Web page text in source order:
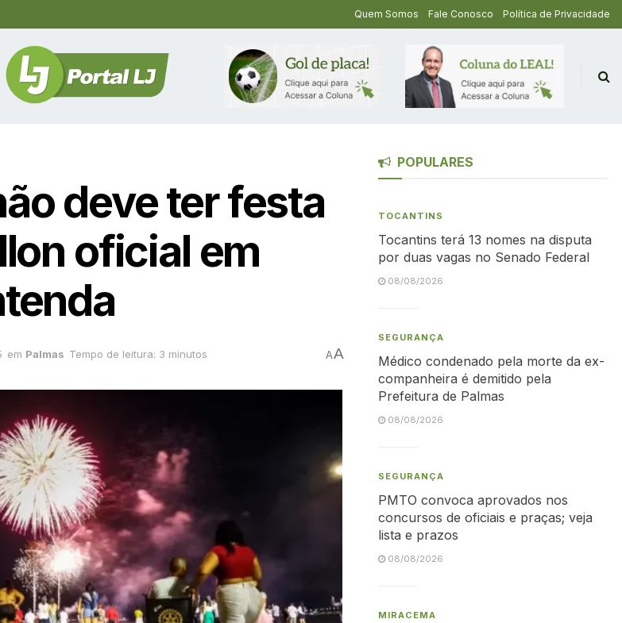
Quem Somos Fale Conosco Política de Privacidade
deve ter festa
oficial em
em Palmas Tempo de leitura: 3 minutos AA
POPULARES
TOCANTINS
Tocantins terá 13 nomes na disputa
por duas vagas no Senado Federal
08/08/2026
SEGURANÇA
Médico condenado pela morte da ex-
companheira é demitido pela
Prefeitura de Palmas
08/08/2026
SEGURANÇA
PMTO convoca aprovados nos
concursos de oficiais e praças; veja
lista e prazos
08/08/2026
MIRACEMA